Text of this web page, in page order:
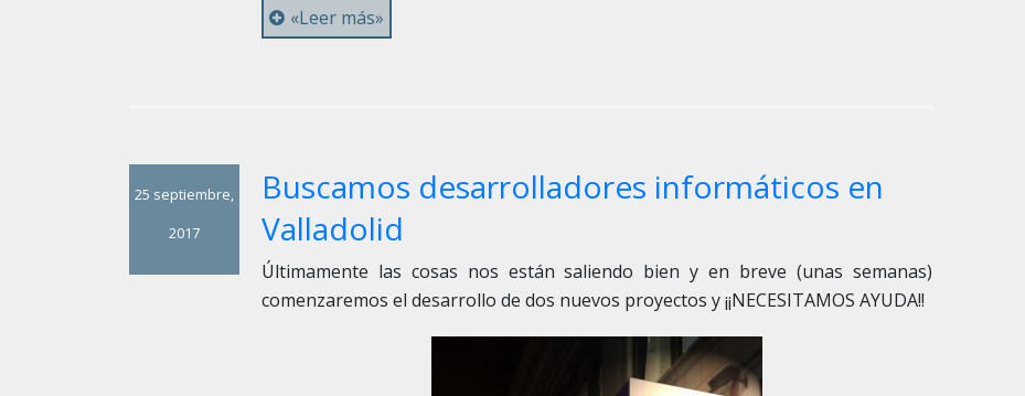
«Leer más»
25 septiembre,
2017
Buscamos desarrolladores informáticos en
Valladolid
Últimamente las cosas nos están saliendo bien y en breve (unas semanas)
comenzaremos el desarrollo de dos nuevos proyectos y ¡¡NECESITAMOS AYUDA!!